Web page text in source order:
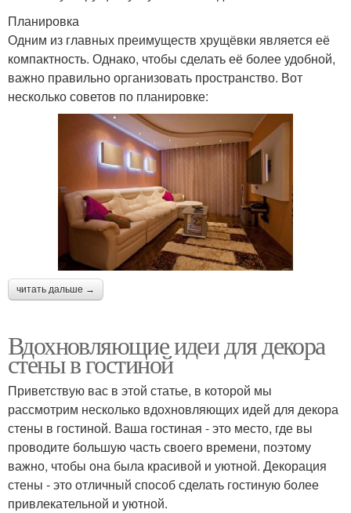
Планировка
Одним из главных преимуществ хрущёвки является её
компактность. Однако, чтобы сделать её более удобной,
важно правильно организовать пространство. Вот
несколько советов по планировке:
читать дальше →
Вдохновляющие идеи для декора
стены в гостиной
Приветствую вас в этой статье, в которой мы
рассмотрим несколько вдохновляющих идей для декора
стены в гостиной. Ваша гостиная - это место, где вы
проводите большую часть своего времени, поэтому
важно, чтобы она была красивой и уютной. Декорация
стены - это отличный способ сделать гостиную более
привлекательной и уютной.